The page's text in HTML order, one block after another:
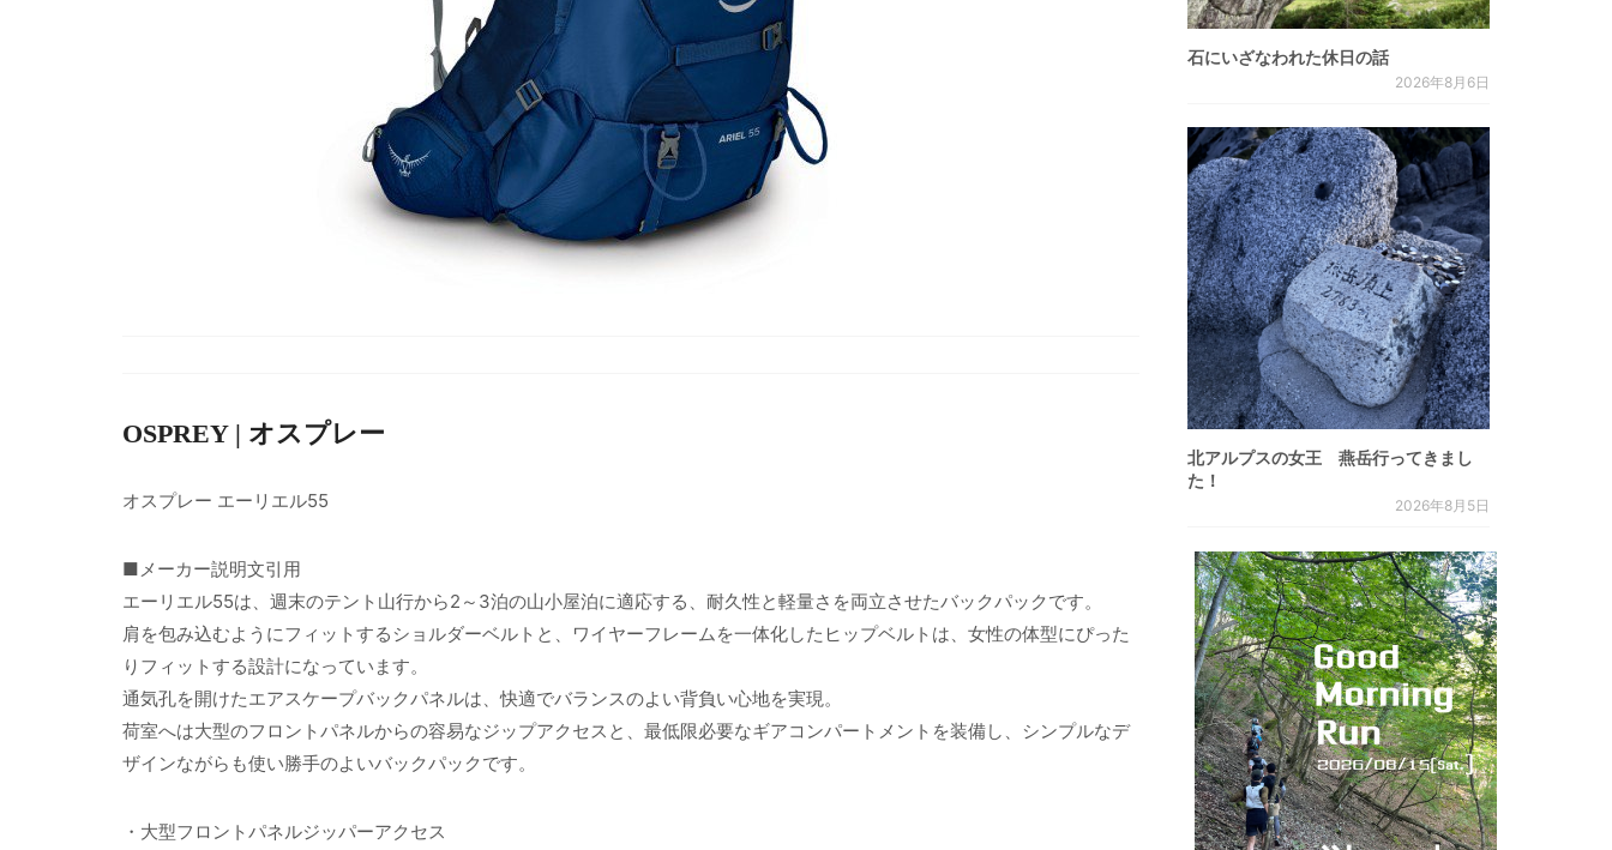
OSPREY | オスプレー
オスプレー エーリエル55
■メーカー説明文引用
エーリエル55は、週末のテント山行から2～3泊の山小屋泊に適応する、耐久性と軽量さを両立させたバックパックです。
肩を包み込むようにフィットするショルダーベルトと、ワイヤーフレームを一体化したヒップベルトは、女性の体型にぴった
りフィットする設計になっています。
通気孔を開けたエアスケープバックパネルは、快適でバランスのよい背負い心地を実現。
荷室へは大型のフロントパネルからの容易なジップアクセスと、最低限必要なギアコンパートメントを装備し、シンプルなデ
ザインながらも使い勝手のよいバックパックです。
・大型フロントパネルジッパーアクセス
石にいざなわれた休日の話
2026年8月6日
北アルプスの女王 燕岳行ってきまし
た！
2026年8月5日